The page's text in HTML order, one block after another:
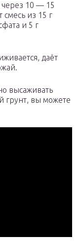
через 10 — 15
смесь из 15 г
и 5 г
даёт
высаживать
грунт, вы можете